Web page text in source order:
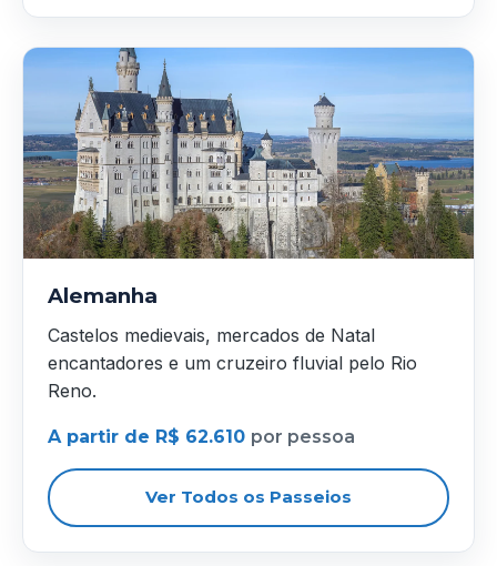
Alemanha
Castelos medievais, mercados de Natal
encantadores e um cruzeiro fluvial pelo Rio
Reno.
A partir de R$ 62.610 por pessoa
Ver Todos os Passeios